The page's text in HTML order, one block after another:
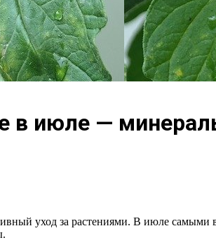
в июле —
уход за растениями. В июле